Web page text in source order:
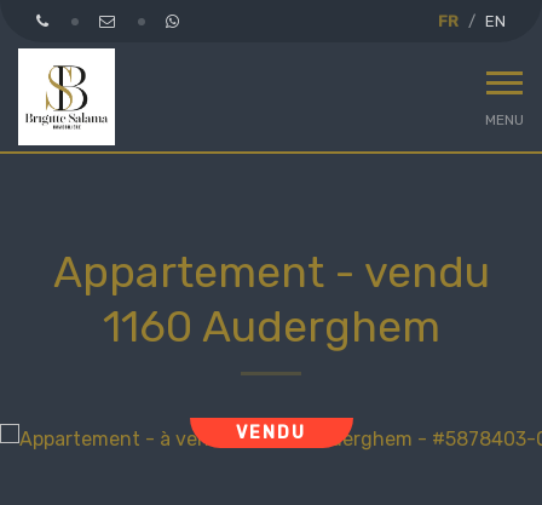
FR EN
MENU
Appartement - vendu
1160 Auderghem
VENDU